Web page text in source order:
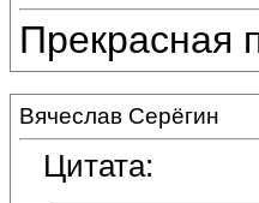
Прекрасная
Вячеслав Серёгин
Цитата: